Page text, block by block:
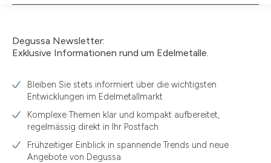
verfügbar
Degussa Newsletter:
Exklusive Informationen rund um Edelmetalle.
Bleiben Sie stets informiert über die wichtigsten
Entwicklungen im Edelmetallmarkt
Komplexe Themen klar und kompakt aufbereitet,
regelmässig direkt in Ihr Postfach
Frühzeitiger Einblick in spannende Trends und neue
Angebote von Degussa